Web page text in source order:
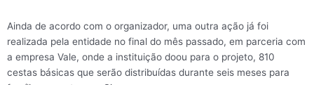
Ainda de acordo com o organizador, uma outra ação já foi
realizada pela entidade no final do mês passado, em parceria com
a empresa Vale, onde a instituição doou para o projeto, 810
cestas básicas que serão distribuídas durante seis meses para